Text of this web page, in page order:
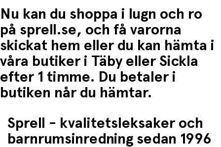
En lärorik leksak som kombinerar lek och utveckling.
Del av serien La Forêt Mawa
Blomman är en del av Moulin Rotys poetiska kollektion
Forêt Mawa , inspirerad av natur, djur och sagolika
skogar.
Serien kännetecknas av:
• Lekfulla detaljer
• Hög kvalitet och genomtänkt design
Nu kan du shoppa i lugn och ro
på sprell.se, och få varorna
skickat hem eller du kan hämta i
våra butiker i Täby eller Sickla
efter 1 timme. Du betaler i
butiken når du hämtar.
Sprell - kvalitetsleksaker och
barnrumsinredning sedan 1996